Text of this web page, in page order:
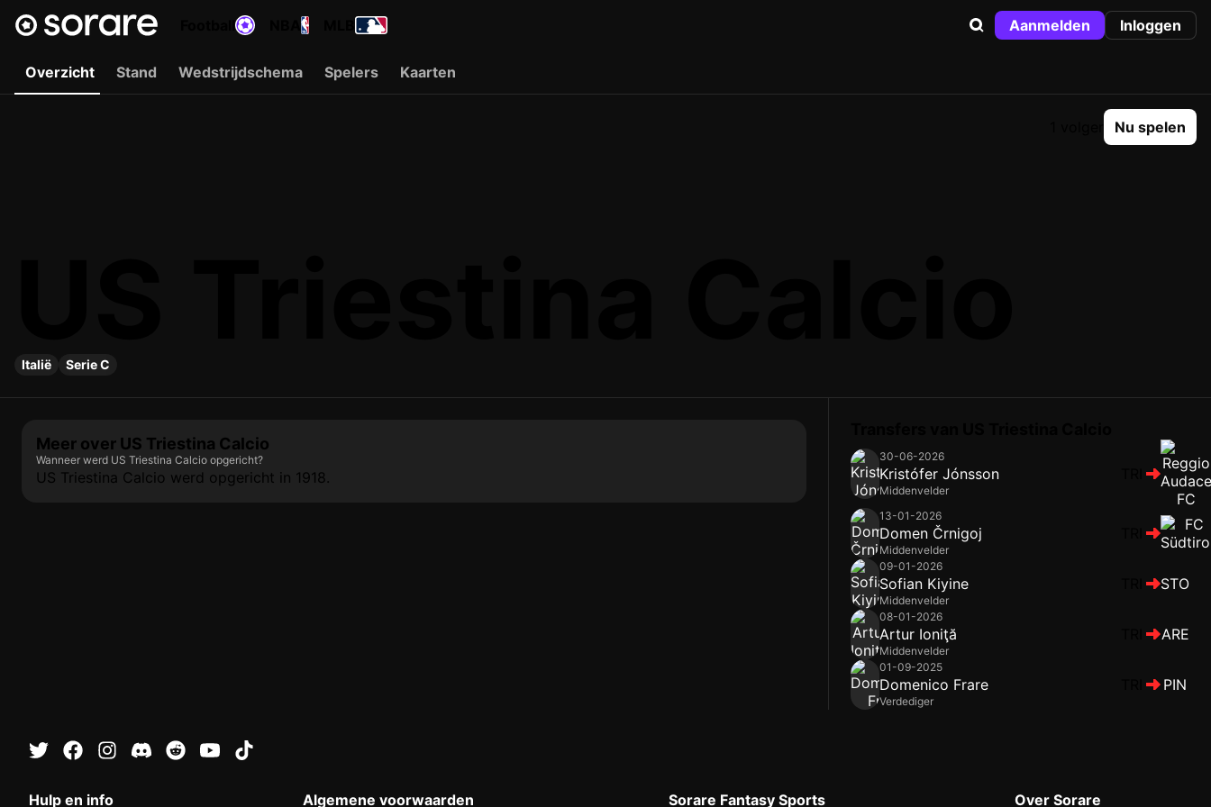
Aanmelden Inloggen
Overzicht Stand Wedstrijdschema Spelers Kaarten
Nu spelen
Italië Serie C
Meer over US Triestina Calcio
Wanneer werd US Triestina Calcio opgericht?
US Triestina Calcio werd opgericht in 1918.
30-06-2026
Kristófer Jónsson
Middenvelder
13-01-2026
Domen Črnigoj
Middenvelder
09-01-2026
Sofian Kiyine
Middenvelder
STO
08-01-2026
Artur Ioniţă
Middenvelder
ARE
01-09-2025
Domenico Frare
Verdediger
PIN
Hulp en info Algemene voorwaarden Sorare Fantasy Sports Over Sorare